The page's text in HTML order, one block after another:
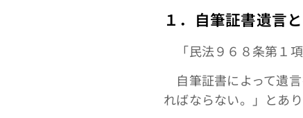
１．自筆証書遺言
「民法９６８条第１項
自筆証書によって遺言
ればならない。」とあり